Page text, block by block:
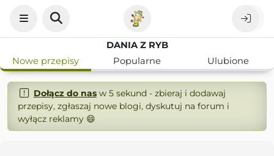
DANIA Z RYB
Nowe przepisy
Popularne Ulubione
Dołącz do nasw 5 sekund - zbieraj i dodawaj
przepisy, zgłaszaj nowe blogi, dyskutuj na forum i
wyłącz reklamy 😄